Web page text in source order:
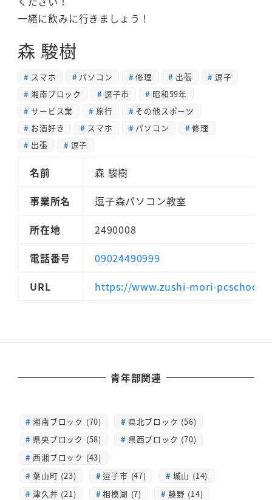
一緒に飲みに行きましょう！
森 駿樹
スマホ パソコン 修理 出張
逗子
湘南ブロック
逗子市
昭和59年
サービス業
旅行
その他スポーツ
お酒好き
スマホ パソコン
修理
出張
逗子
名前
森 駿樹
事業所名
逗子森パソコン教室
所在地
2490008
電話番号
09024490999
URL
https://www.zushi-mori-
青年部関連
湘南ブロック (70)
県北ブロック (56)
県央ブロック (58)
県西ブロック (70)
西湘ブロック (43)
葉山町 (23)
逗子市 (47)
城山 (14)
津久井 (21)
相模湖 (7)
藤野 (14)